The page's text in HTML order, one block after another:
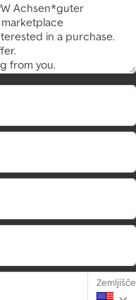
Zemljišče